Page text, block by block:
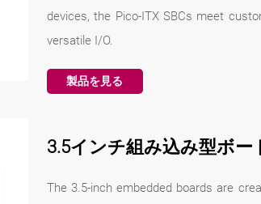
devices, the Pico-ITX SBCs meet
versatile I/O.
製品を見る
3.5インチ組み込み型ボー
The 3.5-inch embedded boards are